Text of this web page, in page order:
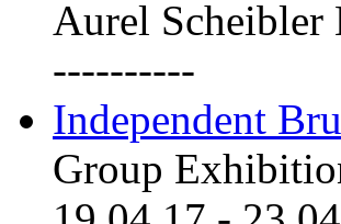
Aurel Scheibler
----------
Independent
Group